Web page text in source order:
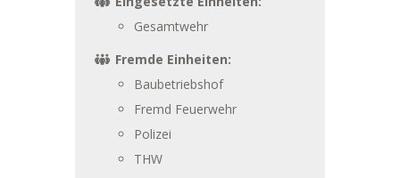
Gesamtwehr
Fremde Einheiten:
Baubetriebshof
Fremd Feuerwehr
Polizei
THW